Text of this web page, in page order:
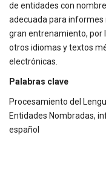
de entidades con
adecuada para informes
gran entrenamiento, por
otros idiomas y textos
electrónicas.
Palabras clave
Procesamiento del
Entidades Nombradas,
español